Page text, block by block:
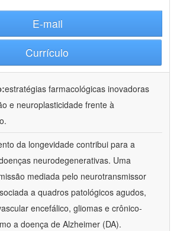
E-mail
Currículo
estratégias farmacológicas inovadoras
e neuroplasticidade frente à
da longevidade contribui para a
neurodegenerativas. Uma
mediada pelo neurotransmissor
a quadros patológicos agudos,
encefálico, gliomas e crônico-
a doença de Alzheimer (DA).